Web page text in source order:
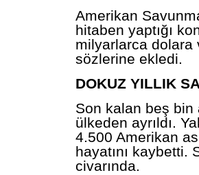
Amerikan
hitaben yaptığı
milyarlarca dolara
sözlerine ekledi.
DOKUZ YILLIK
Son kalan beş
ülkeden ayrıldı.
4.500 Amerikan
hayatını kaybetti.
civarında.